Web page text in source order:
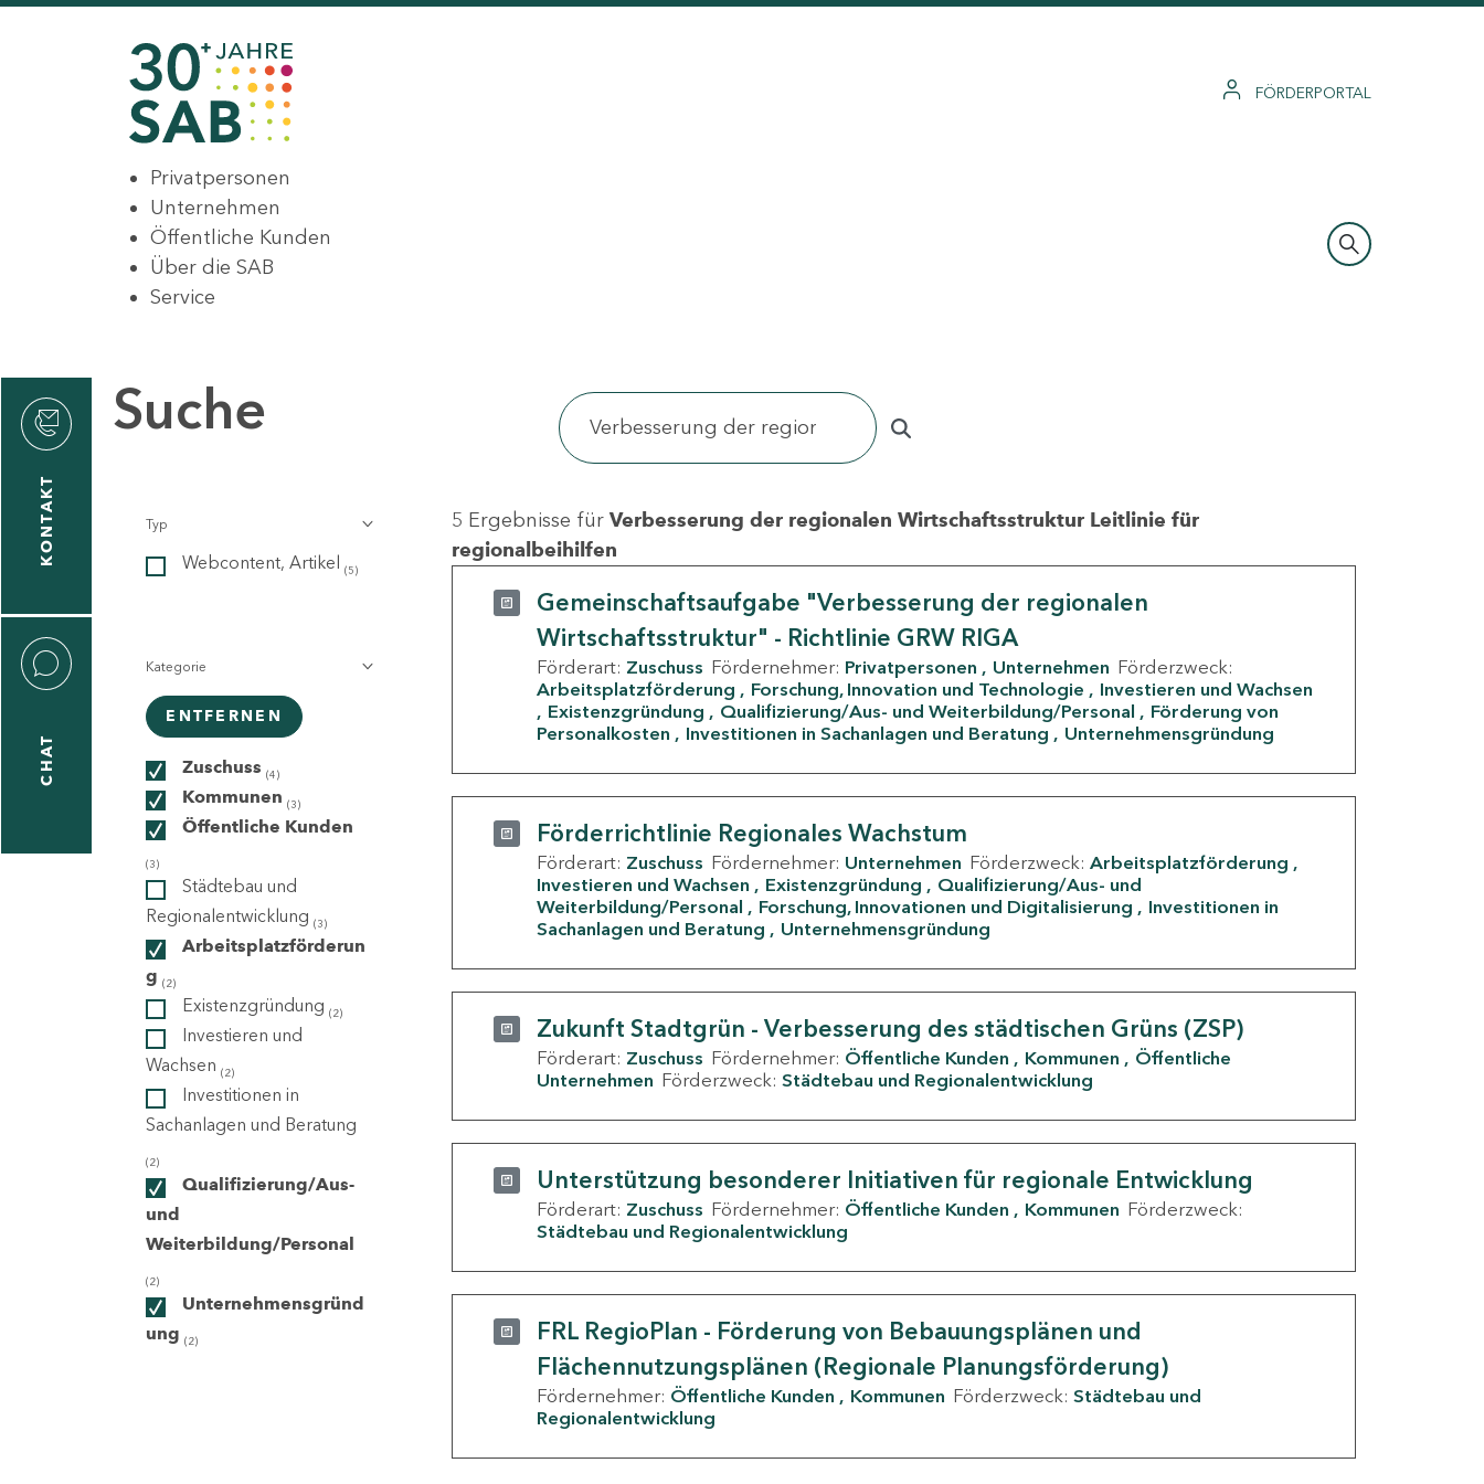
FÖRDERPORTAL
Privatpersonen
Unternehmen
Öffentliche Kunden
Über die SAB
Service
KONTAKT
CHAT
Suche
Typ
Webcontent, Artikel (5)
Kategorie
ENTFERNEN
Zuschuss (4)
Kommunen (3)
Öffentliche Kunden
(3)
Städtebau und
Regionalentwicklung (3)
Arbeitsplatzförderun
g (2)
Existenzgründung (2)
Investieren und
Wachsen (2)
Investitionen in
Sachanlagen und Beratung
(2)
Qualifizierung/Aus-
und
Weiterbildung/Personal
(2)
Unternehmensgründ
ung (2)
5 Ergebnisse für Verbesserung der regionalen Wirtschaftsstruktur Leitlinie für
regionalbeihilfen
Gemeinschaftsaufgabe "Verbesserung der regionalen
Wirtschaftsstruktur" - Richtlinie GRW RIGA
Förderart: Zuschuss Fördernehmer: Privatpersonen Unternehmen Förderzweck:
Arbeitsplatzförderung
Forschung, Innovation und Technologie
Investieren und Wachsen
Existenzgründung
Qualifizierung/Aus- und Weiterbildung/Personal
Förderung von
Personalkosten
Investitionen in Sachanlagen und Beratung Unternehmensgründung
Förderrichtlinie Regionales Wachstum
Förderart: Zuschuss Fördernehmer: Unternehmen Förderzweck: Arbeitsplatzförderung
Investieren und Wachsen
Existenzgründung
Qualifizierung/Aus- und
Weiterbildung/Personal
Forschung, Innovationen und Digitalisierung
Investitionen in
Sachanlagen und Beratung
Unternehmensgründung
Zukunft Stadtgrün - Verbesserung des städtischen Grüns (ZSP)
Förderart: Zuschuss Fördernehmer: Öffentliche Kunden Kommunen
Öffentliche
Unternehmen Förderzweck: Städtebau und Regionalentwicklung
Unterstützung besonderer Initiativen für regionale Entwicklung
Förderart: Zuschuss Fördernehmer: Öffentliche Kunden Kommunen Förderzweck:
Städtebau und Regionalentwicklung
FRL RegioPlan - Förderung von Bebauungsplänen und
Flächennutzungsplänen (Regionale Planungsförderung)
Fördernehmer: Öffentliche Kunden Kommunen Förderzweck: Städtebau und
Regionalentwicklung